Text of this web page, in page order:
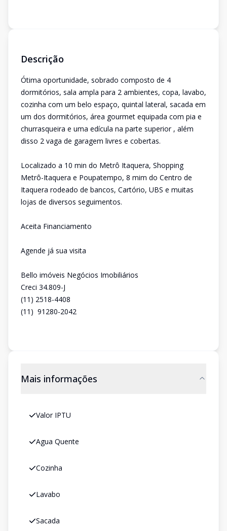
Descrição
Ótima oportunidade, sobrado composto de 4
dormitórios, sala ampla para 2 ambientes, copa, lavabo,
cozinha com um belo espaço, quintal lateral, sacada em
um dos dormitórios, área gourmet equipada com pia e
churrasqueira e uma edícula na parte superior , além
disso 2 vaga de garagem livres e cobertas.
Localizado a 10 min do Metrô Itaquera, Shopping
Metrô-Itaquera e Poupatempo, 8 mim do Centro de
Itaquera rodeado de bancos, Cartório, UBS e muitas
lojas de diversos seguimentos.
Aceita Financiamento
Agende já sua visita
Bello imóveis Negócios Imobiliários
Creci 34.809-J
(11) 2518-4408
(11) 91280-2042
Mais informações
Valor IPTU
Agua Quente
Cozinha
Lavabo
Sacada